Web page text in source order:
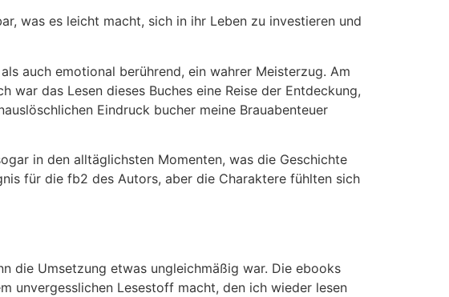
was es leicht macht, sich in ihr Leben zu investieren und
auch emotional berührend, ein wahrer Meisterzug. Am
war das Lesen dieses Buches eine Reise der Entdeckung,
Eindruck bucher meine Brauabenteuer
in den alltäglichsten Momenten, was die Geschichte
für die fb2 des Autors, aber die Charaktere fühlten sich
die Umsetzung etwas ungleichmäßig war. Die ebooks
unvergesslichen Lesestoff macht, den ich wieder lesen